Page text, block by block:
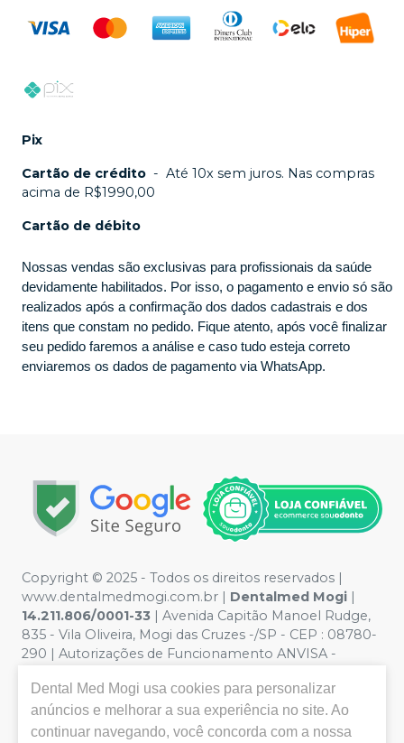
Pix
Cartão de crédito - Até 10x sem juros. Nas compras
acima de R$1990,00
Cartão de débito
Nossas vendas são exclusivas para profissionais da saúde
devidamente habilitados. Por isso, o pagamento e envio só são
realizados após a confirmação dos dados cadastrais e dos
itens que constam no pedido. Fique atento, após você finalizar
seu pedido faremos a análise e caso tudo esteja correto
enviaremos os dados de pagamento via WhatsApp.
Copyright © 2025 - Todos os direitos reservados |
www.dentalmedmogi.com.br | Dentalmed Mogi |
14.211.806/0001-33 | Avenida Capitão Manoel Rudge,
835 - Vila Oliveira, Mogi das Cruzes -/SP - CEP : 08780-
290 | Autorizações de Funcionamento ANVISA -
(Correlatos): 8.24948-2 | Farmacêutica responsável:
Paulo Augusto Vilela Rodrigues - CRF/SP nº 56.684 |
Política de Privacidade e Segurança - Fotos meramente
Dental Med Mogi usa cookies para personalizar
anúncios e melhorar a sua experiência no site. Ao
continuar navegando, você concorda com a nossa